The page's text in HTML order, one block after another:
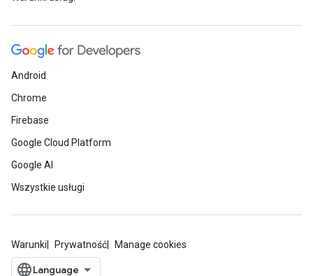
Android
Chrome
Firebase
Google Cloud Platform
Google AI
Wszystkie usługi
Warunki Prywatność Manage cookies